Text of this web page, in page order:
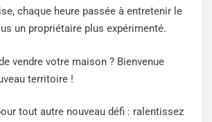
chaque heure passée à entretenir le
un propriétaire plus expérimenté.
vendre votre maison ? Bienvenue
territoire !
tout autre nouveau défi : ralentissez